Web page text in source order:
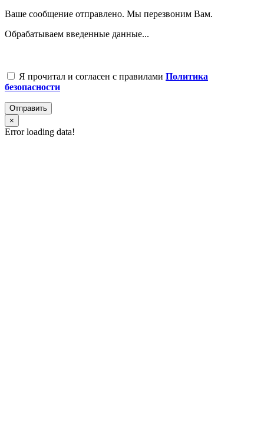
Ваше сообщение отправлено. Мы перезвоним Вам.
Обрабатываем введенные данные...
Я прочитал и согласен с правилами Политика
безопасности
Отправить
×
Error loading data!